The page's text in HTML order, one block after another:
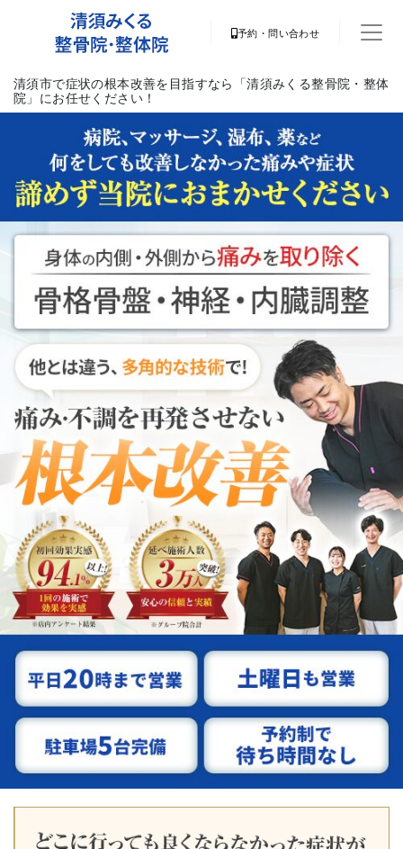
予約・問い合わせ
清須市で症状の根本改善を目指すなら「清須みくる整骨院・整体
院」にお任せください！